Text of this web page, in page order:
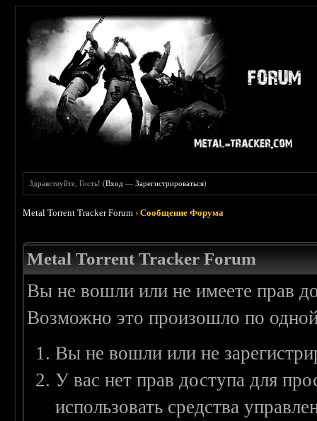
Здравствуйте, Гость! (Вход —Зарегистрироваться)
Metal Torrent Tracker Forum ›Сообщение Форума
Metal Torrent Tracker Forum
Вы не вошли или не имеете прав
Возможно это произошло по
Вы не вошли или не
У вас нет прав доступа для
использовать средства